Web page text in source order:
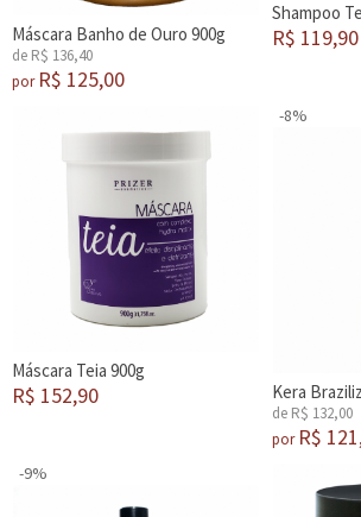
Máscara Banho de Ouro 900g
de R$ 136,40
por R$ 125,00
Shampoo
R$ 119,90
Máscara Teia 900g
R$ 152,90
-8%
Kera
de R$ 132,00
por R$
-9%